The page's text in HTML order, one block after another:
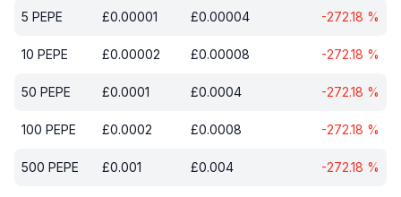
5 PEPE £0.00001 £0.00004 -272.18 %
10 PEPE £0.00002 £0.00008 -272.18 %
50 PEPE £0.0001 £0.0004 -272.18 %
100 PEPE £0.0002 £0.0008 -272.18 %
500 PEPE £0.001 £0.004 -272.18 %